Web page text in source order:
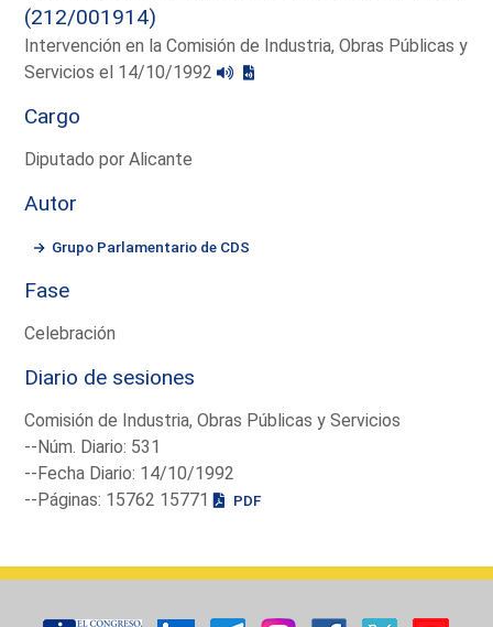
(212/001914)
Intervención en la Comisión de Industria, Obras Públicas y
Servicios el 14/10/1992
Cargo
Diputado por Alicante
Autor
Grupo Parlamentario de CDS
Fase
Celebración
Diario de sesiones
Comisión de Industria, Obras Públicas y Servicios
--Núm. Diario: 531
--Fecha Diario: 14/10/1992
--Páginas: 15762 15771
PDF